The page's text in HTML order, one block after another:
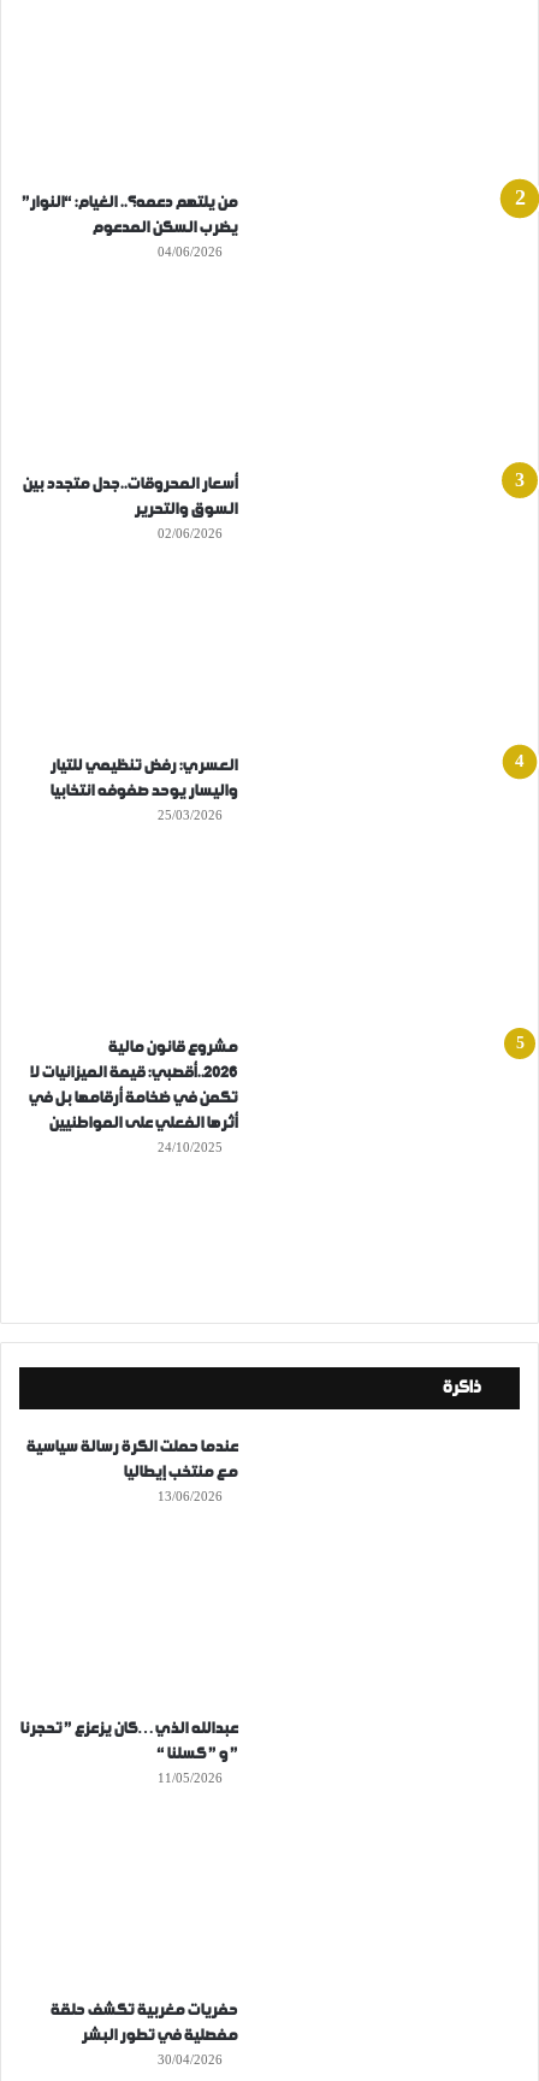
من يلتهم دعمه؟.. الغيام: “النوار”
يضرب السكن المدعوم
04/06/2026
أسعار المحروقات..جدل متجدد بين
السوق والتحرير
02/06/2026
العسري: رفض تنظيمي للتيار
واليسار يوحد صفوفه انتخابيا
25/03/2026
مشروع قانون مالية
2026..أقصبي: قيمة الميزانيات لا
تكمن في ضخامة أرقامها بل في
أثرها الفعلي على المواطنيين
24/10/2025
ذاكرة
عندما حملت الكرة رسالة سياسية
مع منتخب إيطاليا
13/06/2026
عبدالله الذي…كان يزعزع ” تحجرنا
” و ” كسلنا “
11/05/2026
حفريات مغربية تكشف حلقة
مفصلية في تطور البشر
30/04/2026